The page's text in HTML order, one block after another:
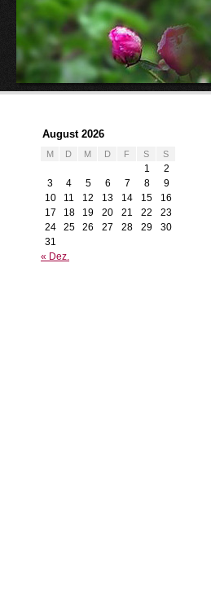
August 2026
M D M D F S S
1
2
3
4 5 6 7 8
9
10
11 12 13 14 15
16
17
18 19 20 21 22
23
24
25 26 27 28 29
30
31
« Dez.